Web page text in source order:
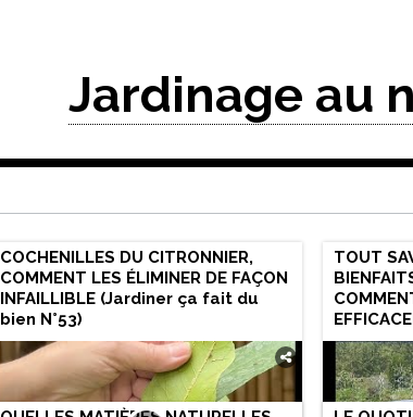
Jardinage au
COCHENILLES DU CITRONNIER,
COMMENT LES ÉLIMINER DE FAÇON
INFAILLIBLE (Jardiner ça fait du
bien N°53)
TOUT